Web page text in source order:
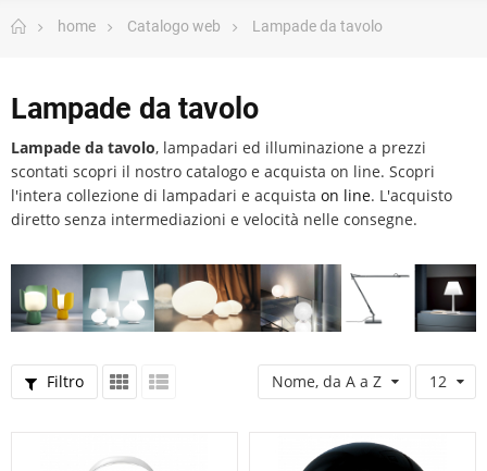
home Catalogo web Lampade da tavolo
Lampade da tavolo
Lampade da tavolo, lampadari ed illuminazione a prezzi
scontati scopri il nostro catalogo e acquista on line. Scopri
l'intera collezione di lampadari e acquista on line. L'acquisto
diretto senza intermediazioni e velocità nelle consegne.
Filtro Nome, da A a Z 12